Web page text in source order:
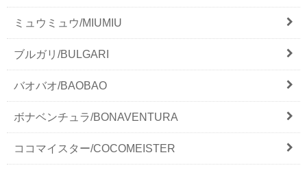
ミュウミュウ/MIUMIU
ブルガリ/BULGARI
バオバオ/BAOBAO
ボナベンチュラ/BONAVENTURA
ココマイスター/COCOMEISTER